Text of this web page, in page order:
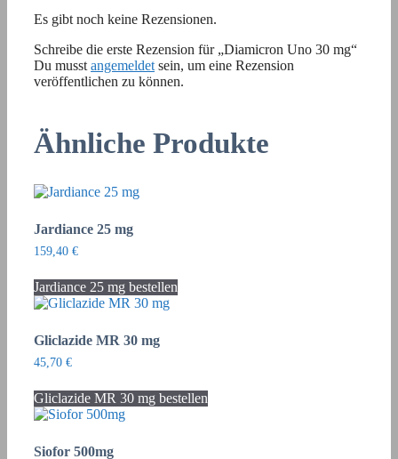
Es gibt noch keine Rezensionen.
Schreibe die erste Rezension für „Diamicron Uno 30 mg“
Du musst angemeldet sein, um eine Rezension
veröffentlichen zu können.
Ähnliche Produkte
Jardiance 25 mg
159,40 €
Jardiance 25 mg bestellen
Gliclazide MR 30 mg
45,70 €
Gliclazide MR 30 mg bestellen
Siofor 500mg